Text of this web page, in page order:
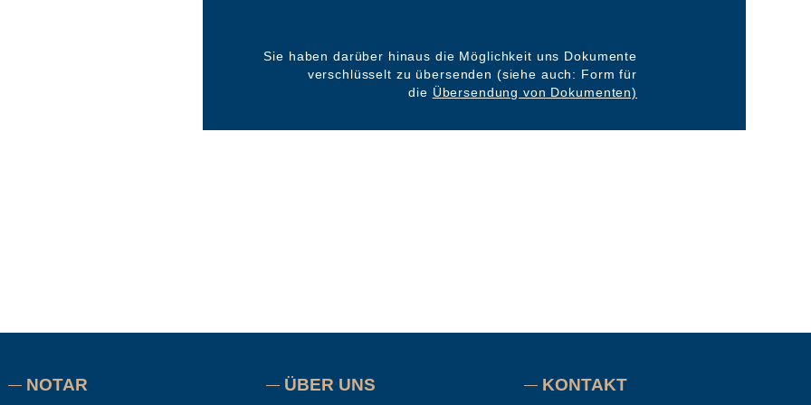
Sie haben darüber hinaus die Möglichkeit uns Dokumente
verschlüsselt zu übersenden (siehe auch: Form für
die Übersendung von Dokumenten)
NOTAR ÜBER UNS KONTAKT